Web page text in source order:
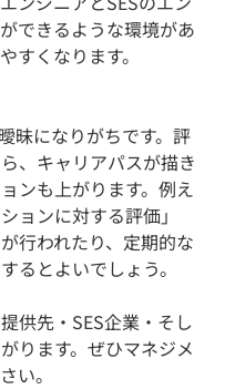
できるような環境があ
すくなります。
昧になりがちです。評
、キャリアパスが描き
ンも上がります。例え
ョンに対する評価」
行われたり、定期的な
るとよいでしょう。
供先・SES企業・そし
ります。ぜひマネジメ
い。